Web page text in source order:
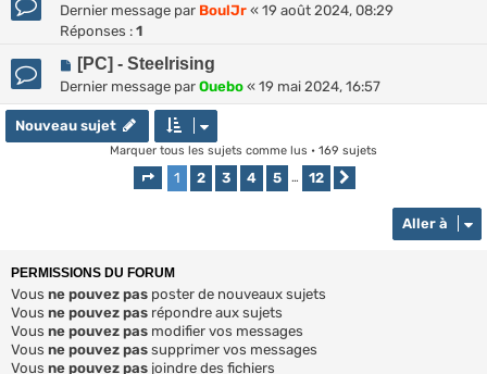
Dernier message par BoulJr « 19 août 2024, 08:29
Réponses : 1
[PC] - Steelrising
Dernier message par Ouebo « 19 mai 2024, 16:57
Nouveau sujet
Marquer tous les sujets comme lus • 169 sujets
Page 1sur
1 2 3 4 5 … 12
Aller à
PERMISSIONS DU FORUM
Vous ne pouvez pas poster de nouveaux sujets
Vous ne pouvez pas répondre aux sujets
Vous ne pouvez pas modifier vos messages
Vous ne pouvez pas supprimer vos messages
Vous ne pouvez pas joindre des fichiers